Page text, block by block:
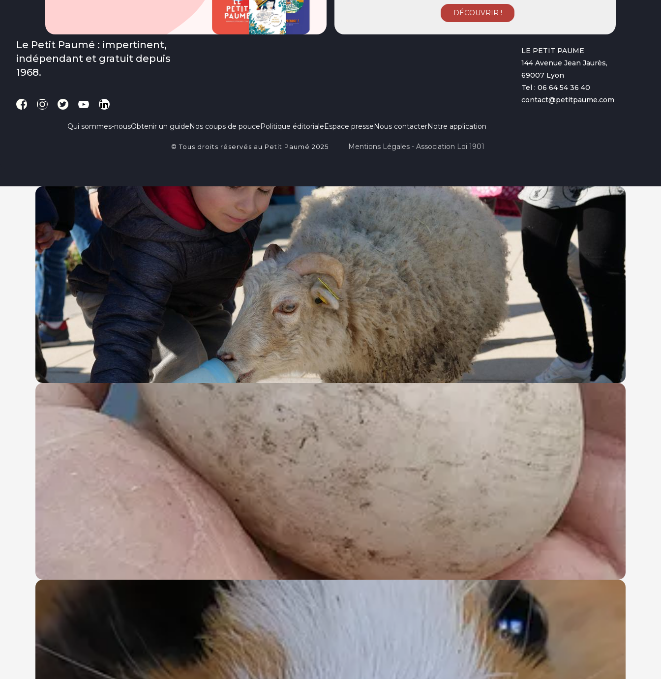
Le Petit Paumé : impertinent,
indépendant et gratuit depuis
1968.
Qui sommes-nousObtenir un guideNos coups de poucePolitique éditorialeEspace presseNous contacterNotre application
LE PETIT PAUME
144 Avenue Jean Jaurès,
69007 Lyon
Tel : 06 64 54 36 40
contact@petitpaume.com
© Tous droits réservés au Petit Paumé 2025 Mentions Légales - Association Loi 1901